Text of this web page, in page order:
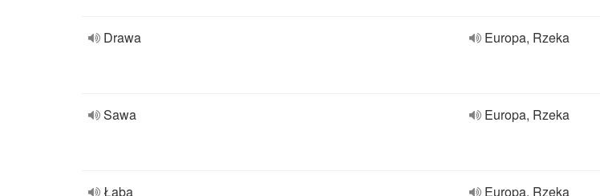
Drawa Europa, Rzeka
Sawa Europa, Rzeka
Łaba Europa, Rzeka